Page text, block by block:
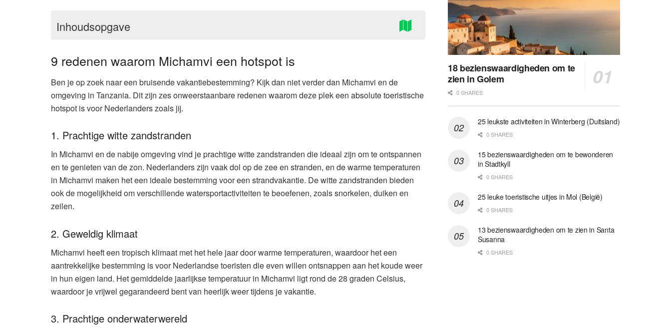
Inhoudsopgave
9 redenen waarom Michamvi een hotspot is
Ben je op zoek naar een bruisende vakantiebestemming? Kijk dan niet verder dan Michamvi en de
omgeving in Tanzania. Dit zijn zes onweerstaanbare redenen waarom deze plek een absolute toeristische
hotspot is voor Nederlanders zoals jij.
1. Prachtige witte zandstranden
In Michamvi en de nabije omgeving vind je prachtige witte zandstranden die ideaal zijn om te ontspannen
en te genieten van de zon. Nederlanders zijn vaak dol op de zee en stranden, en de warme temperaturen
in Michamvi maken het een ideale bestemming voor een strandvakantie. De witte zandstranden bieden
ook de mogelijkheid om verschillende watersportactiviteiten te beoefenen, zoals snorkelen, duiken en
zeilen.
2. Geweldig klimaat
Michamvi heeft een tropisch klimaat met het hele jaar door warme temperaturen, waardoor het een
aantrekkelijke bestemming is voor Nederlandse toeristen die even willen ontsnappen aan het koude weer
in hun eigen land. Het gemiddelde jaarlijkse temperatuur in Michamvi ligt rond de 28 graden Celsius,
waardoor je vrijwel gegarandeerd bent van heerlijk weer tijdens je vakantie.
3. Prachtige onderwaterwereld
18 bezienswaardigheden om te
zien in Golem
0 SHARES
25 leukste activiteiten in Winterberg (Duitsland)
0 SHARES
15 bezienswaardigheden om te bewonderen
in Stadtkyll
0 SHARES
25 leuke toeristische uitjes in Mol (België)
0 SHARES
13 bezienswaardigheden om te zien in Santa
Susanna
0 SHARES